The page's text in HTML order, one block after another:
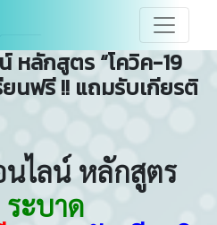
หลักสูตร “โควิค-19
ยนฟรี !! แถมรับเกียรติ
ไลน์ หลักสูตร
ระบาด